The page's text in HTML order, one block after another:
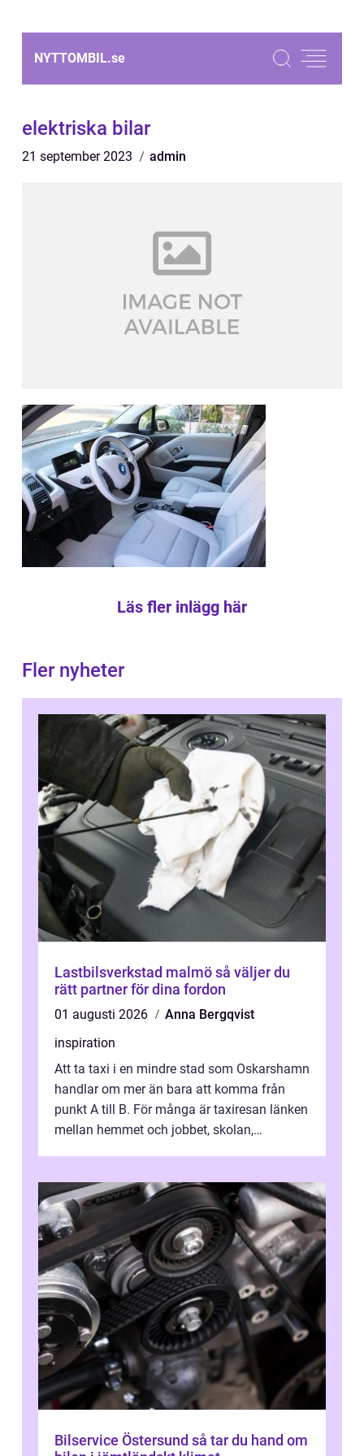
NYTTOMBIL.se
elektriska bilar
21 september 2023 admin
Läs fler inlägg här
Fler nyheter
Lastbilsverkstad malmö så väljer du
rätt partner för dina fordon
01 augusti 2026
Anna Bergqvist
inspiration
Att ta taxi i en mindre stad som Oskarshamn
handlar om mer än bara att komma från
punkt A till B. För många är taxiresan länken
mellan hemmet och jobbet, skolan,
Bilservice Östersund så tar du hand om